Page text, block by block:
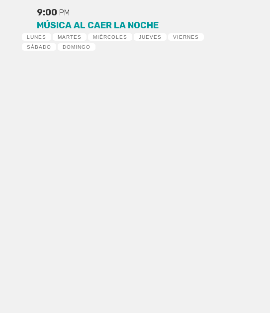
9:00 PM
MÚSICA AL CAER LA NOCHE
LUNES MARTES MIÉRCOLES JUEVES
VIERNES
SÁBADO
DOMINGO